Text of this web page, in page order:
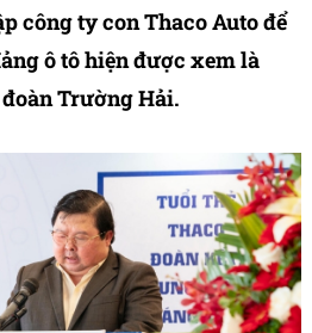
công ty con Thaco Auto để
ô tô hiện được xem là
Trường Hải.